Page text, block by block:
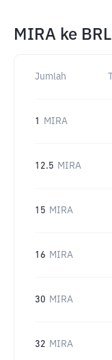
MIRA ke BRL
Jumlah
1 MIRA
12.5 MIRA
15 MIRA
16 MIRA
30 MIRA
32 MIRA